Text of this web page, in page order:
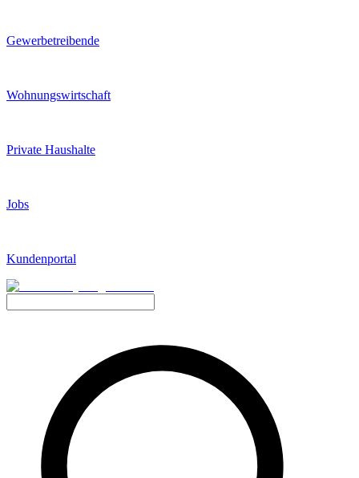
Gewerbetreibende
Wohnungswirtschaft
Private Haushalte
Jobs
Kundenportal